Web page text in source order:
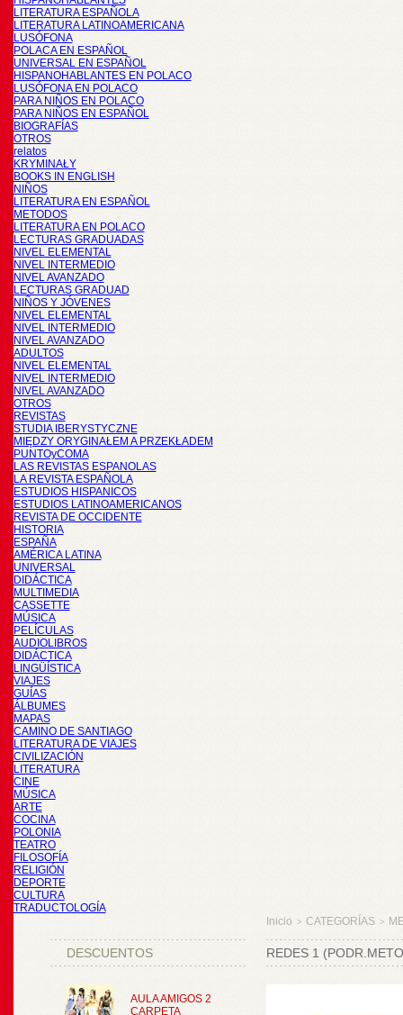
LITERATURA ESPAÑOLA
LITERATURA LATINOAMERICANA
LUSÓFONA
POLACA EN ESPAÑOL
UNIVERSAL EN ESPAÑOL
HISPANOHABLANTES EN POLACO
LUSÓFONA EN POLACO
PARA NIÑOS EN POLACO
PARA NIÑOS EN ESPAÑOL
BIOGRAFÍAS
OTROS
relatos
KRYMINAŁY
BOOKS IN ENGLISH
NIÑOS
LITERATURA EN ESPAÑOL
METODOS
LITERATURA EN POLACO
LECTURAS GRADUADAS
NIVEL ELEMENTAL
NIVEL INTERMEDIO
NIVEL AVANZADO
LECTURAS GRADUAD
NIÑOS Y JÓVENES
NIVEL ELEMENTAL
NIVEL INTERMEDIO
NIVEL AVANZADO
ADULTOS
NIVEL ELEMENTAL
NIVEL INTERMEDIO
NIVEL AVANZADO
OTROS
REVISTAS
STUDIA IBERYSTYCZNE
MIĘDZY ORYGINAŁEM A PRZEKŁADEM
PUNTOyCOMA
LAS REVISTAS ESPANOLAS
LA REVISTA ESPAÑOLA
ESTUDIOS HISPANICOS
ESTUDIOS LATINOAMERICANOS
REVISTA DE OCCIDENTE
HISTORIA
ESPAÑA
AMÉRICA LATINA
UNIVERSAL
DIDÁCTICA
MULTIMEDIA
CASSETTE
MÚSICA
PELÍCULAS
AUDIOLIBROS
DIDÁCTICA
LINGÜÍSTICA
VIAJES
GUÍAS
ÁLBUMES
MAPAS
CAMINO DE SANTIAGO
LITERATURA DE VIAJES
CIVILIZACIÓN
LITERATURA
CINE
MÚSICA
ARTE
COCINA
POLONIA
TEATRO
FILOSOFÍA
RELIGIÓN
DEPORTE
CULTURA
TRADUCTOLOGÍA
DESCUENTOS
AULA AMIGOS 2
CARPETA
Inicio > CATEGORÍAS >
REDES 1